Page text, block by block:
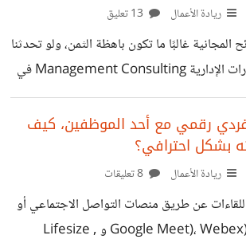
ريادة الأعمال
المجانية غالبًا ما تكون باهظة الثمن، ولو تحدثنا
بمجال الاستشارات الإدارية Management Consulting في
مستشارو الإدارة والتكنولوجيا المعلومات
الأعمال وغيرهم قد يوفرون استشارات
نظري بأن بعض من المديرين يقعون بالكثير المشاكل
المشكلة ، أيضاً لا يعرف المدير نوع
يمكن ان يقدمها المستشار الاداري، و الرغبة في
والافضل لكن لا يستطيعون معرفة وتحديد ما
رقمي مع أحد الموظفين، كيف
بشكل احترافي؟
ريادة الأعمال
عن طريق منصات التواصل الاجتماعي أو
عبر الزووم أو (Google Meet)، Webex و Lifesize ,